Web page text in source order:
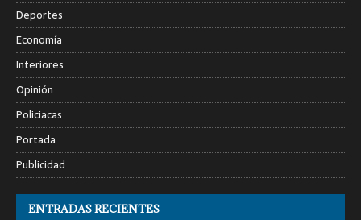
Deportes
Economía
Interiores
Opinión
Policiacas
Portada
Publicidad
ENTRADAS RECIENTES